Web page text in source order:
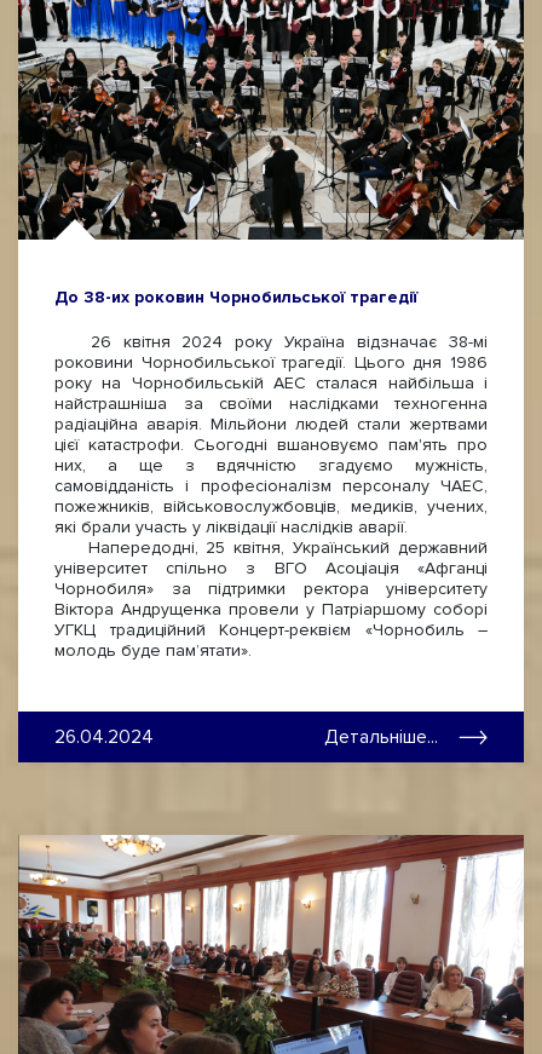
До 38-их роковин Чорнобильської трагедії
26 квітня 2024 року Україна відзначає 38-мі
роковини Чорнобильської трагедії. Цього дня 1986
року на Чорнобильській АЕС сталася найбільша і
найстрашніша за своїми наслідками техногенна
радіаційна аварія. Мільйони людей стали жертвами
цієї катастрофи. Сьогодні вшановуємо пам'ять про
них, а ще з вдячністю згадуємо мужність,
самовідданість і професіоналізм персоналу ЧАЕС,
пожежників, військовослужбовців, медиків, учених,
які брали участь у ліквідації наслідків аварії.
Напередодні, 25 квітня, Український державний
університет спільно з ВГО Асоціація «Афганці
Чорнобиля» за підтримки ректора університету
Віктора Андрущенка провели у Патріаршому соборі
УГКЦ традиційний Концерт-реквієм «Чорнобиль –
молодь буде пам’ятати».
26.04.2024 Детальніше...